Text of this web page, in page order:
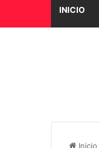
INICIO
Inicio